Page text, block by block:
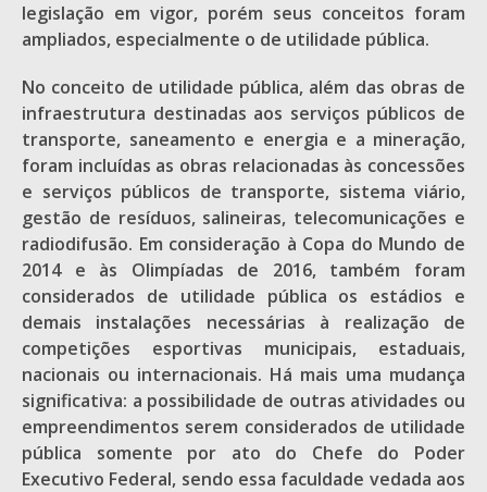
legislação em vigor, porém seus conceitos foram
ampliados, especialmente o de utilidade pública.
No conceito de utilidade pública, além das obras de
infraestrutura destinadas aos serviços públicos de
transporte, saneamento e energia e a mineração,
foram incluídas as obras relacionadas às concessões
e serviços públicos de transporte, sistema viário,
gestão de resíduos, salineiras, telecomunicações e
radiodifusão. Em consideração à Copa do Mundo de
2014 e às Olimpíadas de 2016, também foram
considerados de utilidade pública os estádios e
demais instalações necessárias à realização de
competições esportivas municipais, estaduais,
nacionais ou internacionais. Há mais uma mudança
significativa: a possibilidade de outras atividades ou
empreendimentos serem considerados de utilidade
pública somente por ato do Chefe do Poder
Executivo Federal, sendo essa faculdade vedada aos